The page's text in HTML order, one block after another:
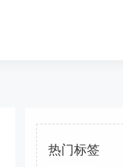
热门标签